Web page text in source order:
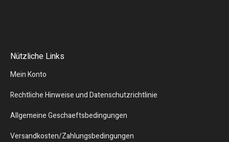
Nützliche Links
Mein Konto
Rechtliche Hinweise und Datenschutzrichtlinie
Allgemeine Geschaeftsbedingungen
Versandkosten/Zahlungsbedingungen